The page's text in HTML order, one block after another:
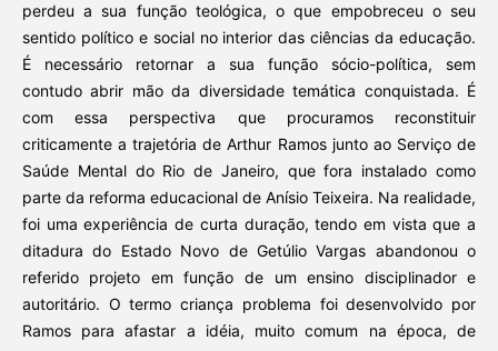
perdeu a sua função teológica, o que empobreceu o seu
sentido político e social no interior das ciências da educação.
É necessário retornar a sua função sócio-política, sem
contudo abrir mão da diversidade temática conquistada. É
com essa perspectiva que procuramos reconstituir
criticamente a trajetória de Arthur Ramos junto ao Serviço de
Saúde Mental do Rio de Janeiro, que fora instalado como
parte da reforma educacional de Anísio Teixeira. Na realidade,
foi uma experiência de curta duração, tendo em vista que a
ditadura do Estado Novo de Getúlio Vargas abandonou o
referido projeto em função de um ensino disciplinador e
autoritário. O termo criança problema foi desenvolvido por
Ramos para afastar a idéia, muito comum na época, de